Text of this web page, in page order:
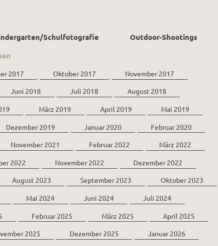
Schulfotografie
Outdoor-Shootings
2017 Oktober 2017 November 2017
Juni 2018 Juli 2018 August 2018
März 2019 April 2019 Mai 2019
Dezember 2019 Januar 2020 Februar 2020
November 2021 Februar 2022 März 2022
2022 November 2022 Dezember 2022
August 2023 September 2023 Oktober 2023
Mai 2024 Juni 2024 Juli 2024
Februar 2025 März 2025 April 2025
2025 Dezember 2025 Januar 2026